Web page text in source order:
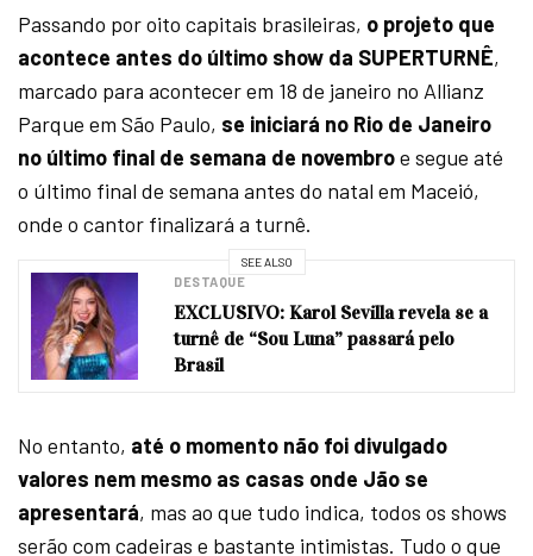
Passando por oito capitais brasileiras, o projeto que
acontece antes do último show da SUPERTURNÊ,
marcado para acontecer em 18 de janeiro no Allianz
Parque em São Paulo, se iniciará no Rio de Janeiro
no último final de semana de novembroe segue até
o último final de semana antes do natal em Maceió,
onde o cantor finalizará a turnê.
SEE ALSO
DESTAQUE
EXCLUSIVO: Karol Sevilla revela se a
turnê de “Sou Luna” passará pelo
Brasil
No entanto, até o momento não foi divulgado
valores nem mesmo as casas onde Jão se
apresentará, mas ao que tudo indica, todos os shows
serão com cadeiras e bastante intimistas. Tudo o que